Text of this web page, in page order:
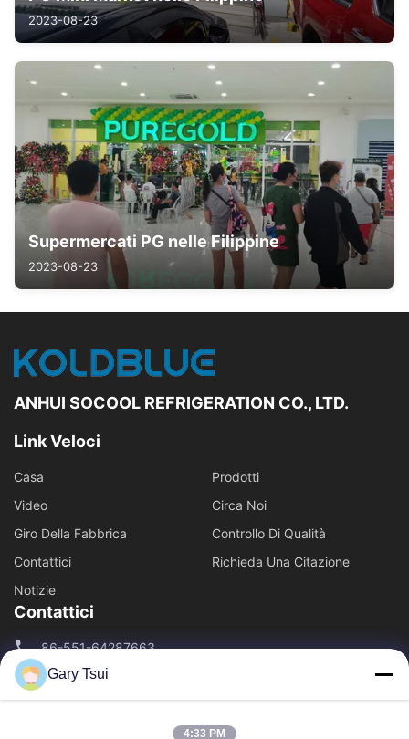
2023-08-23
Supermercati PG nelle Filippine
2023-08-23
ANHUI SOCOOL REFRIGERATION CO., LTD.
Link Veloci
Casa
Prodotti
Video
Circa Noi
Giro Della Fabbrica
Controllo Di Qualità
Contattici
Richieda Una Citazione
Notizie
Contattici
86-551-64287663
86-551-64287663
sales@sincool.net
Gary Tsui
4:33 PM